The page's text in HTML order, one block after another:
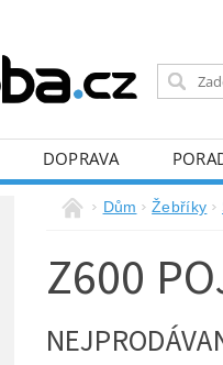
DOPRAVA
Dům Žebříky
Z600